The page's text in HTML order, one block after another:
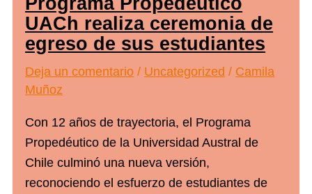
Francisco
Javier
Gil
2025
en
UACh realiza ceremonia de
egreso de sus estudiantes
Deja un comentario / Uncategorized / Camila
Muñoz
Con 12 años de trayectoria, el Programa
Propedéutico de la Universidad Austral de
Chile culminó una nueva versión,
reconociendo el esfuerzo de estudiantes de